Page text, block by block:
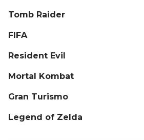
Tomb Raider
FIFA
Resident Evil
Mortal Kombat
Gran Turismo
Legend of Zelda